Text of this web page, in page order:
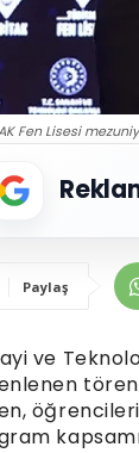
Fen Lisesi
Paylaş
ve